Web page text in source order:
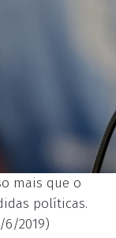
mais que o
políticas.
2019)